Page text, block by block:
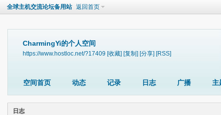
全球主机交流论坛备用站 返回首页
CharmingYi的个人空间
https://www.hostloc.net/?17409 [收藏] [复制] [分享] [RSS]
空间首页 动态 记录 日志 广播 主
日志